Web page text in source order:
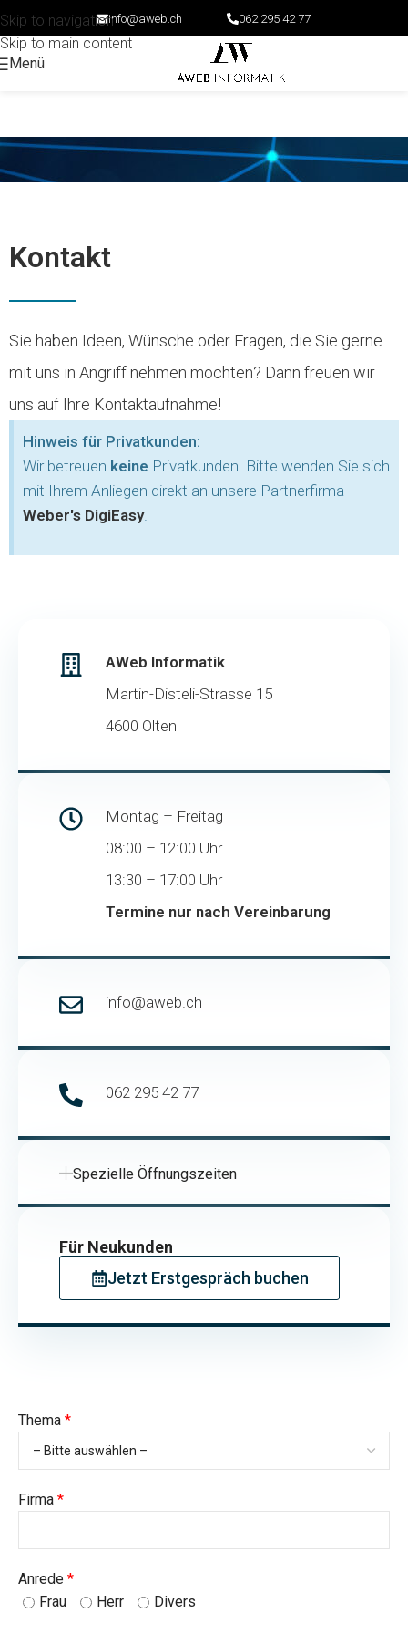
Skip to navigation
Skip to main content
info@aweb.ch 062 295 42 77
Menü
Kontakt
Sie haben Ideen, Wünsche oder Fragen, die Sie gerne
mit uns in Angriff nehmen möchten? Dann freuen wir
uns auf Ihre Kontaktaufnahme!
Hinweis für Privatkunden:
Wir betreuen keine Privatkunden. Bitte wenden Sie sich
mit Ihrem Anliegen direkt an unsere Partnerfirma
Weber's DigiEasy.
AWeb Informatik
Martin-Disteli-Strasse 15
4600 Olten
Montag – Freitag
08:00 – 12:00 Uhr
13:30 – 17:00 Uhr
Termine nur nach Vereinbarung
info@aweb.ch
062 295 42 77
Spezielle Öffnungszeiten
Für Neukunden
Jetzt Erstgespräch buchen
Thema *
Firma *
Anrede *
Frau
Herr Divers